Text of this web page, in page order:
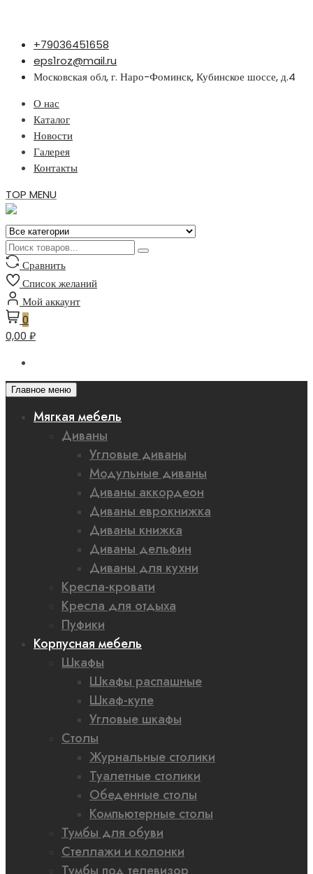
Перейти
содержимому
+79036451658
eps1roz@mail.ru
Московская обл, г. Наро-Фоминск, Кубинское шоссе, д.4
О нас
Каталог
Новости
Галерея
Контакты
TOP MENU
Сравнить
Список желаний
Мой аккаунт
0
0,00 ₽
Главное меню
Мягкая мебель
Диваны
Угловые диваны
Модульные диваны
Диваны аккордеон
Диваны еврокнижка
Диваны книжка
Диваны дельфин
Диваны для кухни
Кресла-кровати
Кресла для отдыха
Пуфики
Корпусная мебель
Шкафы
Шкафы распашные
Шкаф-купе
Угловые шкафы
Столы
Журнальные столики
Туалетные столики
Обеденные столы
Компьютерные столы
Тумбы для обуви
Стеллажи и колонки